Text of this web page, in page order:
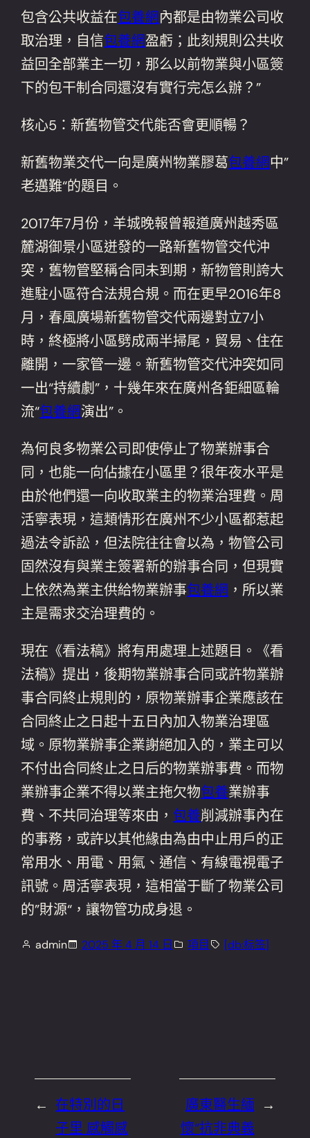
包含公共收益在包養網內都是由物業公司收
取治理，自信包養網盈虧；此刻規則公共收
益回全部業主一切，那么以前物業與小區簽
下的包干制合同還沒有實行完怎么辦？”
核心5：新舊物管交代能否會更順暢？
新舊物業交代一向是廣州物業膠葛包養網中”
老邁難“的題目。
2017年7月份，羊城晚報曾報道廣州越秀區
麓湖御景小區迸發的一路新舊物管交代沖
突，舊物管堅稱合同未到期，新物管則誇大
進駐小區符合法規合規。而在更早2016年8
月，春風廣場新舊物管交代兩邊對立7小
時，終極將小區劈成兩半掃尾，貿易、住在
離開，一家管一邊。新舊物管交代沖突如同
一出“持續劇”，十幾年來在廣州各鉅細區輪
流“包養網演出”。
為何良多物業公司即使停止了物業辦事合
同，也能一向佔據在小區里？很年夜水平是
由於他們還一向收取業主的物業治理費。周
活寧表現，這類情形在廣州不少小區都惹起
過法令訴訟，但法院往往會以為，物管公司
固然沒有與業主簽署新的辦事合同，但現實
上依然為業主供給物業辦事包養網 ，所以業
主是需求交治理費的。
現在《看法稿》將有用處理上述題目。《看
法稿》提出，後期物業辦事合同或許物業辦
事合同終止規則的，原物業辦事企業應該在
合同終止之日起十五日內加入物業治理區
域。原物業辦事企業謝絕加入的，業主可以
不付出合同終止之日后的物業辦事費。而物
業辦事企業不得以業主拖欠物包養業辦事
費、不共同治理等來由， 包養削減辦事內在
的事務，或許以其他緣由為由中止用戶的正
常用水、用電、用氣、通信、有線電視電子
訊號。周活寧表現，這相當于斷了物業公司
的”財源“，讓物管功成身退。
admin 2025 年 4 月 14 日 項目 [db:标签]
← 在特別的日
子里 感觸感
→
廣東醫生緬
懷“抗非典義